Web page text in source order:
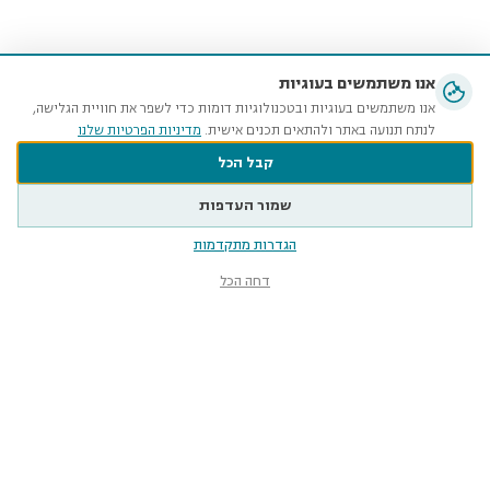
אנו משתמשים בעוגיות
אנו משתמשים בעוגיות ובטכנולוגיות דומות כדי לשפר את חוויית הגלישה,
לנתח תנועה באתר ולהתאים תכנים אישית. מדיניות הפרטיות שלנו
קבל הכל
שמור העדפות
הגדרות מתקדמות
דחה הכל